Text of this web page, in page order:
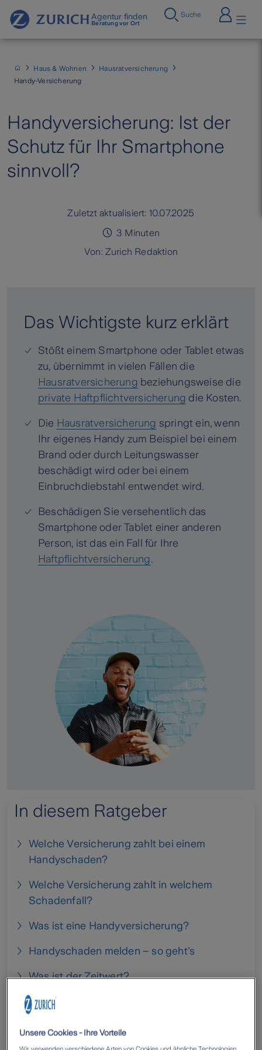
Agentur finden
Beratung vor Ort
Suche
Haus & Wohnen
Hausratversicherung
Handy-Versicherung
Handyversicherung: Ist der
Schutz für Ihr Smartphone
sinnvoll?
Zuletzt aktualisiert: 10.07.2025
3 Minuten
Von: Zurich Redaktion
Das Wichtigste kurz erklärt
Stößt einem Smartphone oder Tablet etwas
zu, übernimmt in vielen Fällen die
Hausratversicherung beziehungsweise die
private Haftpflichtversicherung die Kosten.
Die Hausratversicherung springt ein, wenn
Ihr eigenes Handy zum Beispiel bei einem
Brand oder durch Leitungswasser
beschädigt wird oder bei einem
Einbruchdiebstahl entwendet wird.
Beschädigen Sie versehentlich das
Smartphone oder Tablet einer anderen
Person, ist das ein Fall für Ihre
Haftpflichtversicherung.
In diesem Ratgeber
Welche Versicherung zahlt bei einem
Handyschaden?
Welche Versicherung zahlt in welchem
Schadenfall?
Was ist eine Handyversicherung?
Handyschaden melden – so geht’s
Was ist der Zeitwert?
Schadenbeispiele bei Handy und Tablet
Häufige Fragen zur Handyversicherung
Unsere Cookies - Ihre Vorteile